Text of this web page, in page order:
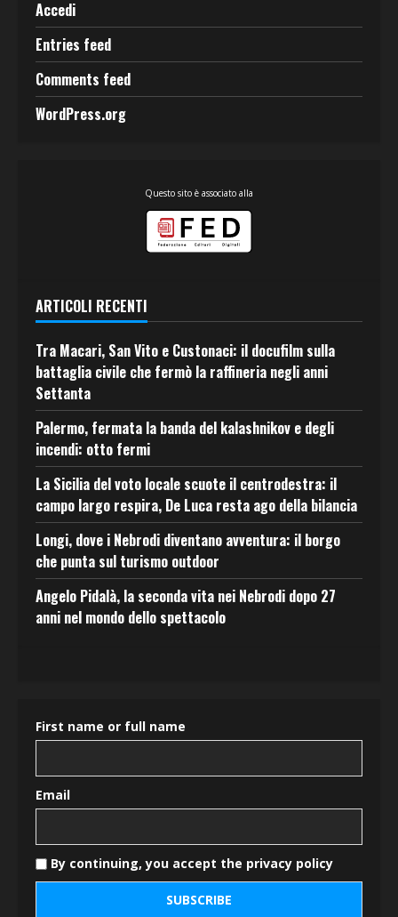
Accedi
Entries feed
Comments feed
WordPress.org
Questo sito è associato alla
ARTICOLI RECENTI
Tra Macari, San Vito e Custonaci: il docufilm sulla
battaglia civile che fermò la raffineria negli anni
Settanta
Palermo, fermata la banda del kalashnikov e degli
incendi: otto fermi
La Sicilia del voto locale scuote il centrodestra: il
campo largo respira, De Luca resta ago della bilancia
Longi, dove i Nebrodi diventano avventura: il borgo
che punta sul turismo outdoor
Angelo Pidalà, la seconda vita nei Nebrodi dopo 27
anni nel mondo dello spettacolo
First name or full name
Email
By continuing, you accept the privacy policy